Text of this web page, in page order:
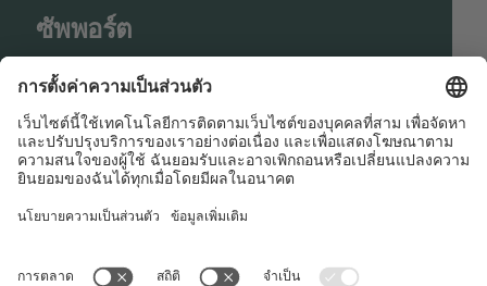
ซัพพอร์ต
Shop
Contact us
BUCHI Worldwide